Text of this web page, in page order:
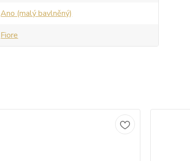
Ano (malý bavlněný)
Fiore